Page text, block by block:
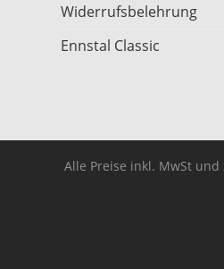
Widerrufsbelehrung
Ennstal Classic
Alle Preise inkl. MwSt und